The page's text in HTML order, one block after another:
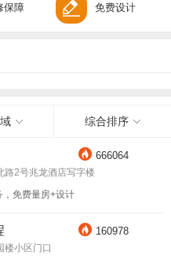
保障 免费设计
综合排序
666064
路2号兆龙酒店写字楼
免费量房+设计
160978
楼小区门口